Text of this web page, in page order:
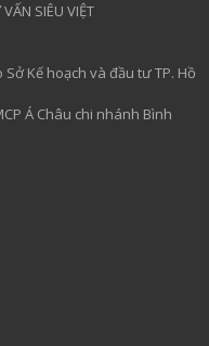
SIÊU VIỆT
Kế hoạch và đầu tư TP. Hồ
Á Châu chi nhánh Bình